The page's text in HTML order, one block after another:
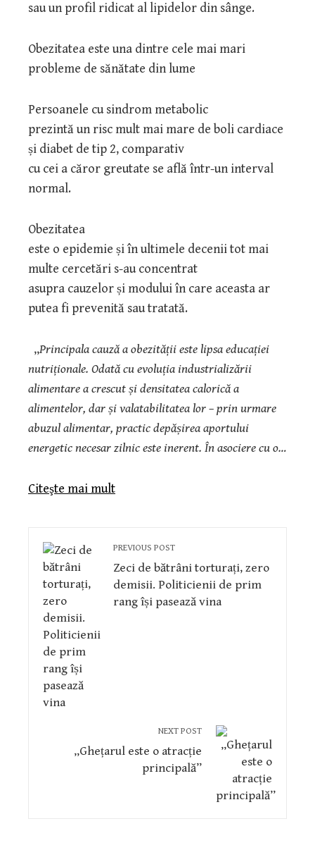
sau un profil ridicat al lipidelor din sânge.
Obezitatea este una dintre cele mai mari
probleme de sănătate din lume
Persoanele cu sindrom metabolic
prezintă un risc mult mai mare de boli cardiace
și diabet de tip 2, comparativ
cu cei a căror greutate se află într-un interval
normal.
Obezitatea
este o epidemie și în ultimele decenii tot mai
multe cercetări s-au concentrat
asupra cauzelor și modului în care aceasta ar
putea fi prevenită sau tratată.
„Principala cauză a obezității este lipsa educației
nutriționale. Odată cu evoluția industrializării
alimentare a crescut și densitatea calorică a
alimentelor, dar și valatabilitatea lor – prin urmare
abuzul alimentar, practic depășirea aportului
energetic necesar zilnic este inerent. În asociere cu o…
Citeşte mai mult
PREVIOUS POST
Zeci de bătrâni torturați, zero
demisii. Politicienii de prim
rang își pasează vina
NEXT POST
„Ghețarul este o atracție
principală”